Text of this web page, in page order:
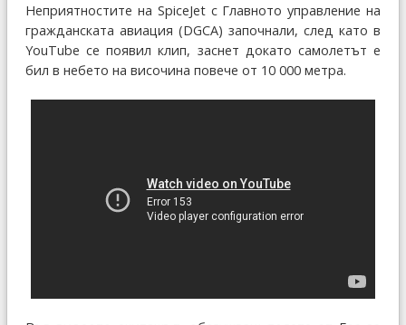
Неприятностите на SpiceJet с Главното управление на
гражданската авиация (DGCA) започнали, след като в
YouTube се появил клип, заснет докато самолетът е
бил в небето на височина повече от 10 000 метра.